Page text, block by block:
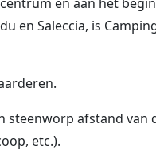
en Saleccia, is
steenworp afstand van
etc.).